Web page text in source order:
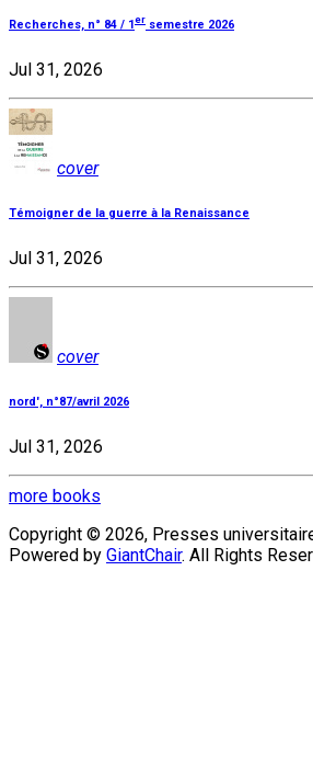
Recherches, n° 84 / 1 er semestre 2026
Jul 31, 2026
cover
Témoigner de la guerre à la Renaissance
Jul 31, 2026
cover
nord', n°87/avril 2026
Jul 31, 2026
more books
Copyright © 2026, Presses
Powered by GiantChair. All Rights